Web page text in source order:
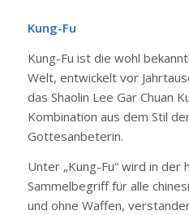
Kung-Fu
Kung-Fu ist die wohl
Welt, entwickelt vor
das Shaolin Lee Gar Chuan
Kombination aus dem Stil
Gottesanbeterin.
Unter „Kung-Fu“ wird in der
Sammelbegriff für alle
und ohne Waffen,